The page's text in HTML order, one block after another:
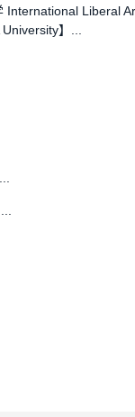
International Liberal
University】...